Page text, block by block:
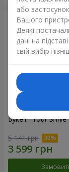
Букет "Your Smile"
5 141 грн
або
Вашого
Деякі
дані на
свій вибір